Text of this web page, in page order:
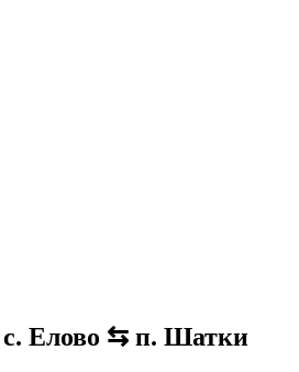
с. Елово ⇆ п. Шатки